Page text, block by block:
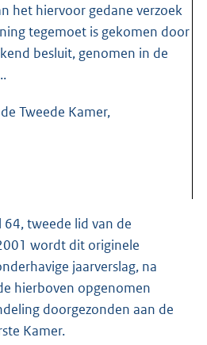
het hiervoor gedane verzoek
tegemoet is gekomen door
besluit, genomen in de
Tweede Kamer,
tweede lid van de
wordt dit originele
jaarverslag, na
hierboven opgenomen
doorgezonden aan de
Kamer.